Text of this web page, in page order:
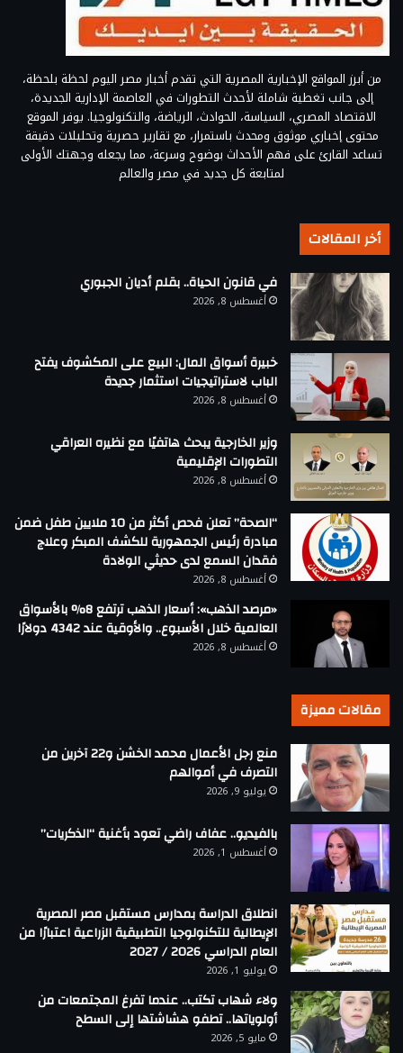
من أبرز المواقع الإخبارية المصرية التي تقدم أخبار مصر اليوم لحظة بلحظة،
إلى جانب تغطية شاملة لأحدث التطورات في العاصمة الإدارية الجديدة،
الاقتصاد المصري، السياسة، الحوادث، الرياضة، والتكنولوجيا. يوفر الموقع
محتوى إخباري موثوق ومحدث باستمرار، مع تقارير حصرية وتحليلات دقيقة
تساعد القارئ على فهم الأحداث بوضوح وسرعة، مما يجعله وجهتك الأولى
لمتابعة كل جديد في مصر والعالم
أخر المقالات
في قانون الحياة.. بقلم أديان الجبوري
أغسطس 8, 2026
خبيرة أسواق المال: البيع على المكشوف يفتح
الباب لاستراتيجيات استثمار جديدة
أغسطس 8, 2026
وزير الخارجية يبحث هاتفيًا مع نظيره العراقي
التطورات الإقليمية
أغسطس 8, 2026
“الصحة” تعلن فحص أكثر من 10 ملايين طفل ضمن
مبادرة رئيس الجمهورية للكشف المبكر وعلاج
فقدان السمع لدى حديثي الولادة
أغسطس 8, 2026
«مرصد الذهب»: أسعار الذهب ترتفع 8% بالأسواق
العالمية خلال الأسبوع.. والأوقية عند 4342 دولارًا
أغسطس 8, 2026
مقالات مميزة
منع رجل الأعمال محمد الخشن و22 آخرين من
التصرف في أموالهم
يوليو 9, 2026
بالفيديو.. عفاف راضي تعود بأغنية “الذكريات”
أغسطس 1, 2026
انطلاق الدراسة بمدارس مستقبل مصر المصرية
الإيطالية للتكنولوجيا التطبيقية الزراعية اعتبارًا من
العام الدراسي 2026 / 2027
يوليو 1, 2026
ولاء شهاب تكتب.. عندما تفرغ المجتمعات من
أولوياتها.. تطفو هشاشتها إلى السطح
مايو 5, 2026